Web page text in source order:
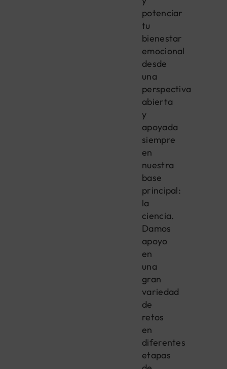
potenciar
tu
bienestar
emocional
desde
una
perspectiva
abierta
y
apoyada
siempre
en
nuestra
base
principal:
la
ciencia.
Damos
apoyo
en
una
gran
variedad
de
retos
en
diferentes
etapas